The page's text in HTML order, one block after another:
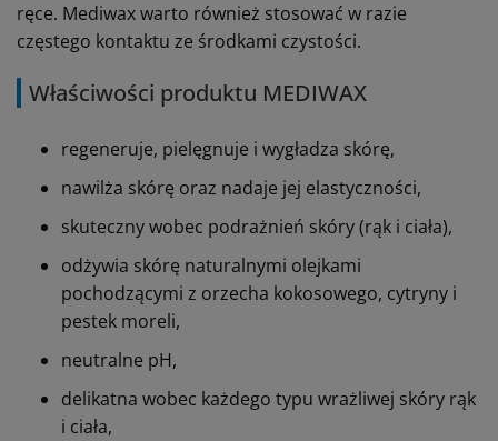
ręce. Mediwax warto również stosować w razie
częstego kontaktu ze środkami czystości.
Właściwości produktu MEDIWAX
regeneruje, pielęgnuje i wygładza skórę,
nawilża skórę oraz nadaje jej elastyczności,
skuteczny wobec podrażnień skóry (rąk i ciała),
odżywia skórę naturalnymi olejkami
pochodzącymi z orzecha kokosowego, cytryny i
pestek moreli,
neutralne pH,
delikatna wobec każdego typu wrażliwej skóry rąk
i ciała,